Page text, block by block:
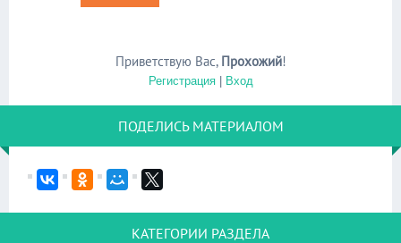
Приветствую Вас, Прохожий!
Регистрация| Вход
ПОДЕЛИСЬ МАТЕРИАЛОМ
КАТЕГОРИИ РАЗДЕЛА